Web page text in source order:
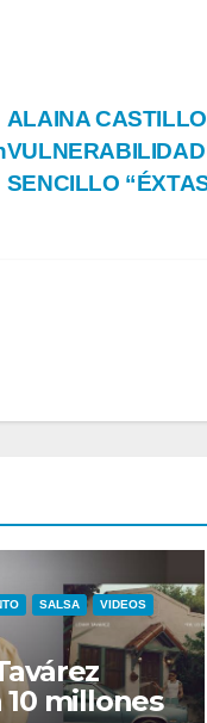
ALAINA
SENCILLO
SALSA VIDEOS
millones